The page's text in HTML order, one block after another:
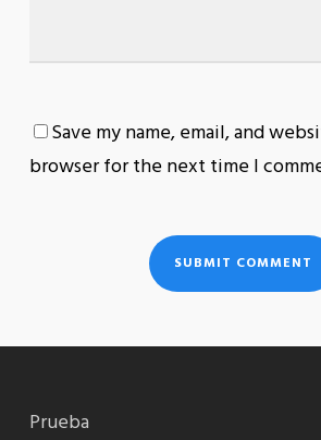
Save my name, email, and
browser for the next time I
Prueba